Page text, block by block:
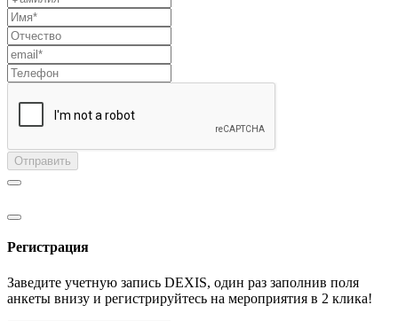
Отправить
Регистрация
Заведите учетную запись DEXIS, один раз заполнив поля
анкеты внизу и регистрируйтесь на мероприятия в 2 клика!